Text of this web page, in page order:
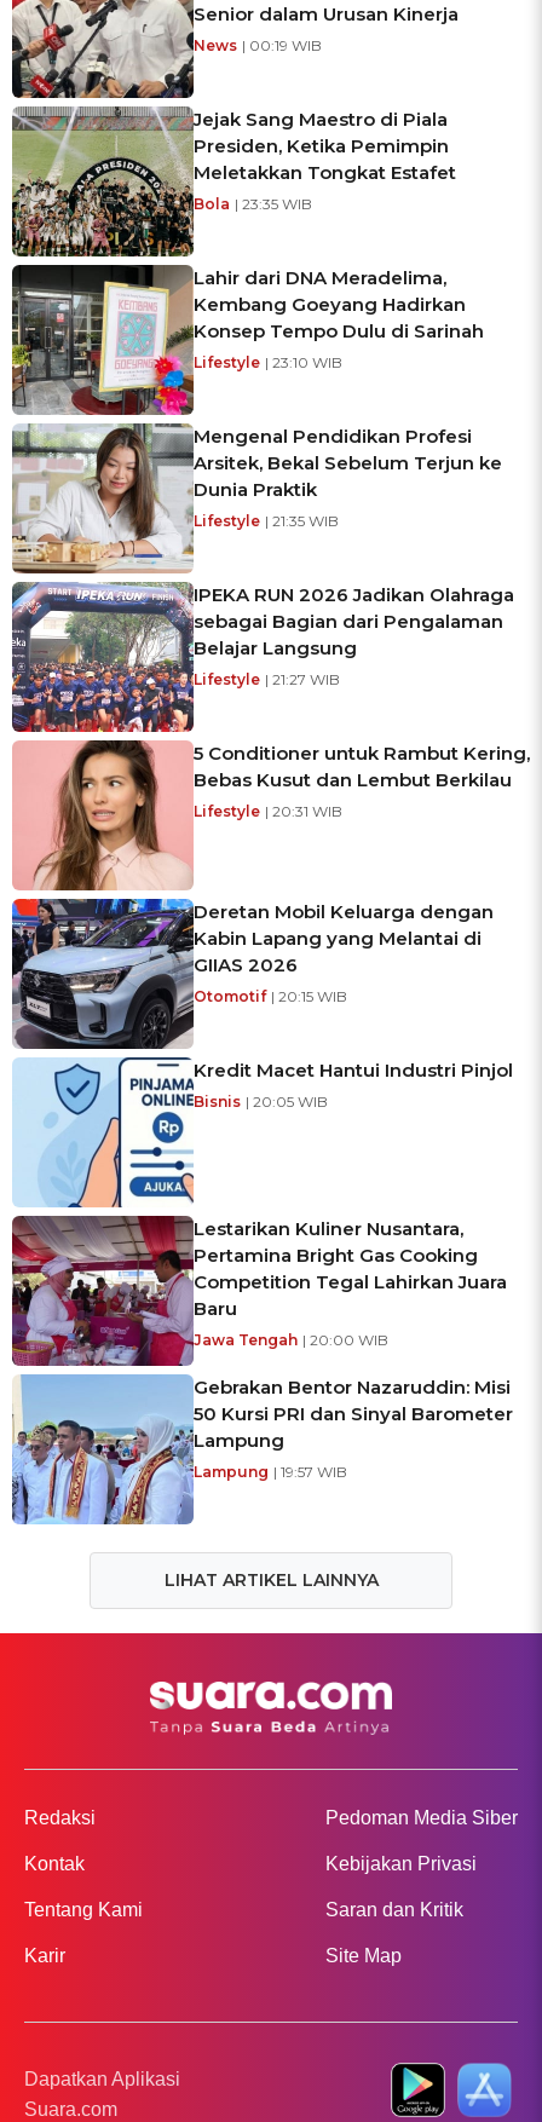
Senior dalam Urusan Kinerja
News | 00:19 WIB
Jejak Sang Maestro di Piala
Presiden, Ketika Pemimpin
Meletakkan Tongkat Estafet
Bola | 23:35 WIB
Lahir dari DNA Meradelima,
Kembang Goeyang Hadirkan
Konsep Tempo Dulu di Sarinah
Lifestyle | 23:10 WIB
Mengenal Pendidikan Profesi
Arsitek, Bekal Sebelum Terjun ke
Dunia Praktik
Lifestyle | 21:35 WIB
IPEKA RUN 2026 Jadikan Olahraga
sebagai Bagian dari Pengalaman
Belajar Langsung
Lifestyle | 21:27 WIB
5 Conditioner untuk Rambut Kering,
Bebas Kusut dan Lembut Berkilau
Lifestyle | 20:31 WIB
Deretan Mobil Keluarga dengan
Kabin Lapang yang Melantai di
GIIAS 2026
Otomotif | 20:15 WIB
Kredit Macet Hantui Industri Pinjol
Bisnis | 20:05 WIB
Lestarikan Kuliner Nusantara,
Pertamina Bright Gas Cooking
Competition Tegal Lahirkan Juara
Baru
Jawa Tengah | 20:00 WIB
Gebrakan Bentor Nazaruddin: Misi
50 Kursi PRI dan Sinyal Barometer
Lampung
Lampung | 19:57 WIB
LIHAT ARTIKEL LAINNYA
Redaksi
Kontak
Tentang Kami
Karir
Pedoman Media Siber
Kebijakan Privasi
Saran dan Kritik
Site Map
Dapatkan Aplikasi
Suara.com